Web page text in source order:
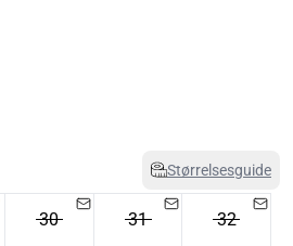
Størrelsesguide
30 31 32